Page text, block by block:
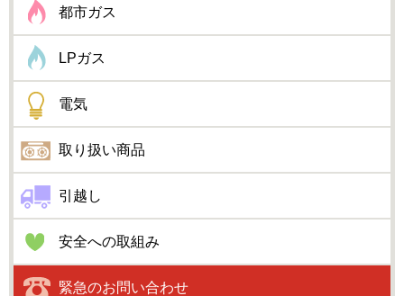
都市ガス
LPガス
電気
取り扱い商品
引越し
安全への取組み
緊急のお問い合わせ